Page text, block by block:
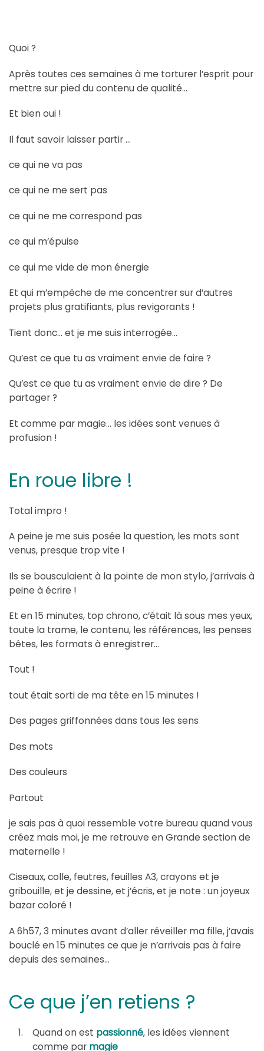
Quoi ?
Après toutes ces semaines à me torturer l’esprit pour
mettre sur pied du contenu de qualité…
Et bien oui !
Il faut savoir laisser partir …
ce qui ne va pas
ce qui ne me sert pas
ce qui ne me correspond pas
ce qui m’épuise
ce qui me vide de mon énergie
Et qui m’empêche de me concentrer sur d’autres
projets plus gratifiants, plus revigorants !
Tient donc… et je me suis interrogée…
Qu’est ce que tu as vraiment envie de faire ?
Qu’est ce que tu as vraiment envie de dire ? De
partager ?
Et comme par magie… les idées sont venues à
profusion !
En roue libre !
Total impro !
A peine je me suis posée la question, les mots sont
venus, presque trop vite !
Ils se bousculaient à la pointe de mon stylo, j’arrivais à
peine à écrire !
Et en 15 minutes, top chrono, c’était là sous mes yeux,
toute la trame, le contenu, les références, les penses
bêtes, les formats à enregistrer…
Tout !
tout était sorti de ma tête en 15 minutes !
Des pages griffonnées dans tous les sens
Des mots
Des couleurs
Partout
je sais pas à quoi ressemble votre bureau quand vous
créez mais moi, je me retrouve en Grande section de
maternelle !
Ciseaux, colle, feutres, feuilles A3, crayons et je
gribouille, et je dessine, et j’écris, et je note : un joyeux
bazar coloré !
A 6h57, 3 minutes avant d’aller réveiller ma fille, j’avais
bouclé en 15 minutes ce que je n’arrivais pas à faire
depuis des semaines…
Ce que j’en retiens ?
Quand on est passionné, les idées viennent
comme par magie